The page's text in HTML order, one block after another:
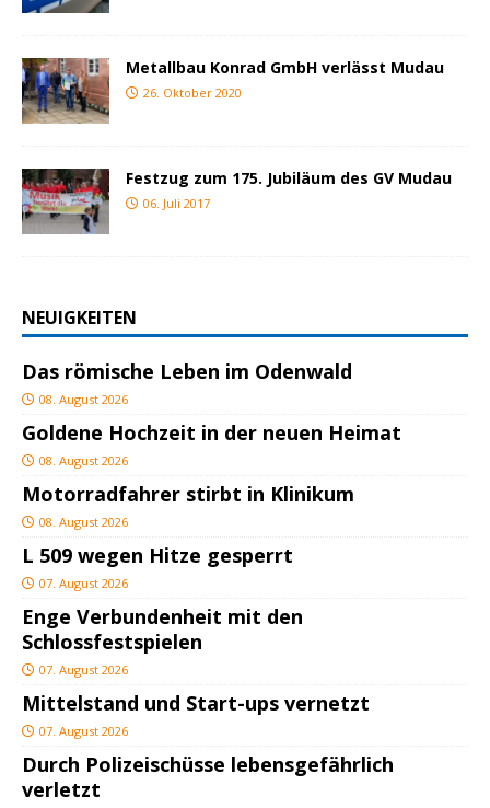
Metallbau Konrad GmbH verlässt Mudau
26. Oktober 2020
Festzug zum 175. Jubiläum des GV Mudau
06. Juli 2017
NEUIGKEITEN
Das römische Leben im Odenwald
08. August 2026
Goldene Hochzeit in der neuen Heimat
08. August 2026
Motorradfahrer stirbt in Klinikum
08. August 2026
L 509 wegen Hitze gesperrt
07. August 2026
Enge Verbundenheit mit den
Schlossfestspielen
07. August 2026
Mittelstand und Start-ups vernetzt
07. August 2026
Durch Polizeischüsse lebensgefährlich
verletzt